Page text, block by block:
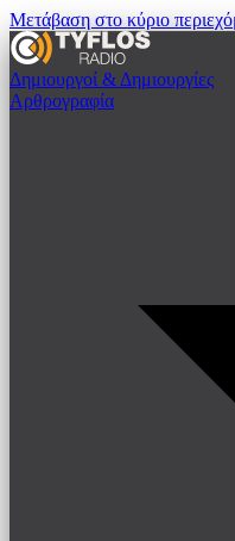
Μετάβαση στο κύριο
Δημιουργοί & Δημιουργίες
Αρθρογραφία